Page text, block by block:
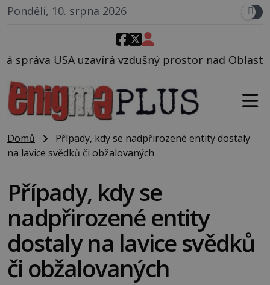
Pondělí, 10. srpna 2026
prostor nad Oblastí 51, mohlo to souviset
Domů
Případy, kdy se nadpřirozené entity dostaly
na lavice svědků či obžalovaných
Případy, kdy se
nadpřirozené entity
dostaly na lavice svědků
či obžalovaných